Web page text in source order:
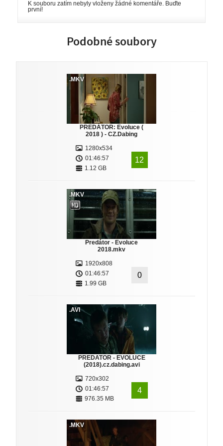
K souboru zatím nebyly vloženy žádné komentáře. Buďte
první!
Podobné soubory
.MKV
PREDÁTOR: Evoluce (
2018 ) - CZ.Dabing
1280x534
01:46:57
1.12 GB
12
.MKV
Predátor - Evoluce
2018.mkv
1920x808
01:46:57
1.99 GB
0
.AVI
PREDATOR - EVOLUCE
(2018).cz.dabing.avi
720x302
01:46:57
976.35 MB
4
.MKV